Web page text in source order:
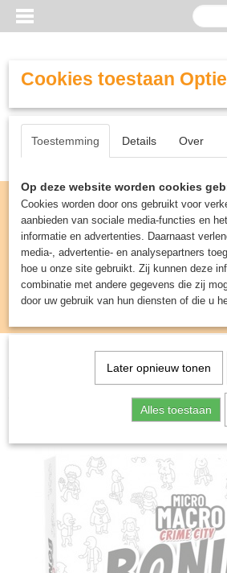
Inloggen Registreren
Spellen & Puzzels>
Bonus Box - Bordspel
Cookies toestaan
Toestemming Details Over
Op deze website worden cookies
Cookies worden door ons gebruikt voor
aanbieden van sociale media-functies en
informatie en advertenties. Daarnaast
media-, advertentie- en analysepartners
hoe u onze site gebruikt. Zij kunnen deze
combinatie met andere gegevens die zij
door uw gebruik van hun diensten of die u
Later opnieuw tonen
Alles toestaan